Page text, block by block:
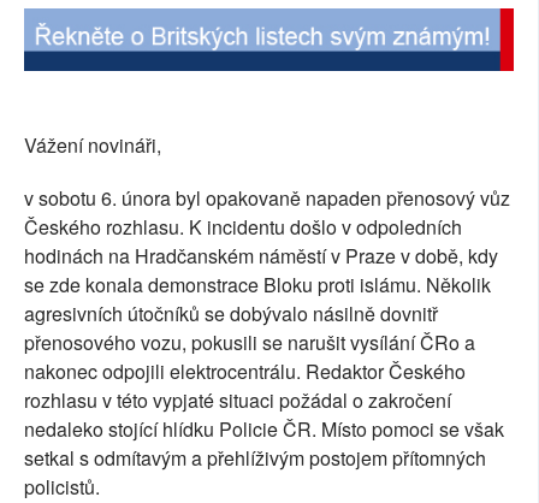
RUBRIKY
PLNÁ VERZE STRÁNEK
Vážení novináři,
v sobotu 6. února byl opakovaně napaden přenosový vůz
Českého rozhlasu. K incidentu došlo v odpoledních
hodinách na Hradčanském náměstí v Praze v době, kdy
se zde konala demonstrace Bloku proti islámu. Několik
agresivních útočníků se dobývalo násilně dovnitř
přenosového vozu, pokusili se narušit vysílání ČRo a
nakonec odpojili elektrocentrálu. Redaktor Českého
rozhlasu v této vypjaté situaci požádal o zakročení
nedaleko stojící hlídku Policie ČR. Místo pomoci se však
setkal s odmítavým a přehlíživým postojem přítomných
policistů.